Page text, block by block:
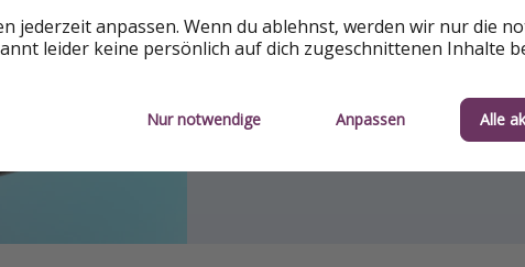
Folge uns auf Facebook
Entdecke unsere täglichen Reise-
Facebook
Lass uns dich mit den neuesten
Folge uns auf TikTok!
Für die heißesten Deals und die
jederzeit anpassen. Wenn du ablehnst, werden wir nur die
leider keine persönlich auf dich zugeschnittenen Inhalte
Nur notwendige Anpassen Alle